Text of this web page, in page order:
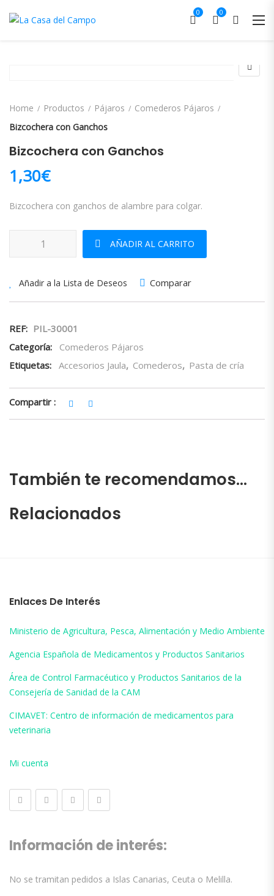
0 0
Home Productos Pájaros
Comederos Pájaros
Bizcochera con Ganchos
Bizcochera con Ganchos
1,30€
Bizcochera con ganchos de alambre para colgar.
Bizcochera con Ganchos cantidad
AÑADIR AL CARRITO
Añadir a la Lista de Deseos Comparar
REF: PIL-30001
Categoría:
Comederos Pájaros
Etiquetas: Accesorios Jaula, Comederos, Pasta de cría
Compartir :
También te recomendamos…
Relacionados
Enlaces De Interés
Ministerio de Agricultura, Pesca, Alimentación y Medio Ambiente
Agencia Española de Medicamentos y Productos Sanitarios
Área de Control Farmacéutico y Productos Sanitarios de la
Consejería de Sanidad de la CAM
CIMAVET: Centro de información de medicamentos para
veterinaria
Mi cuenta
Información de interés:
No se tramitan pedidos a Islas Canarias, Ceuta o Melilla.